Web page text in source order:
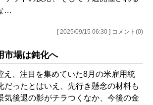
…
[ 2025/09/15 06:30 ] コメント(0)
市場は鈍化へ
え、注目を集めていた8月の米雇用統
だったとはいえ、先行き懸念の材料も
気後退の影がチラつくなか、今後の金